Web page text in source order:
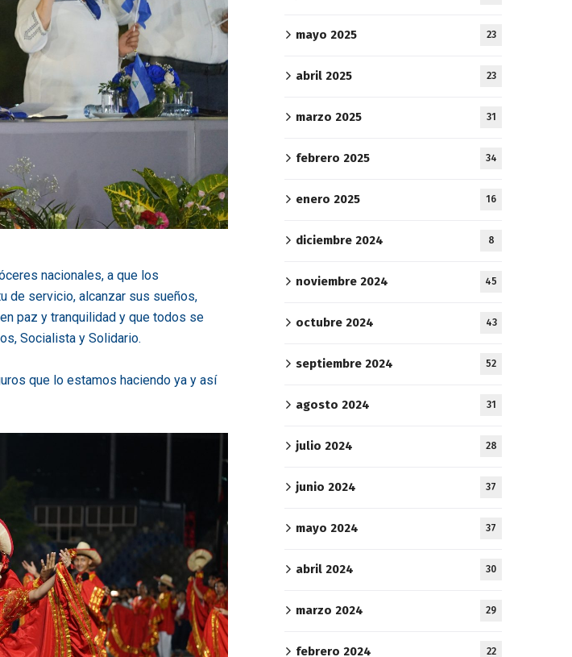
nacionales, a que los
de servicio, alcanzar sus sueños,
paz y tranquilidad y que todos se
Socialista y Solidario.
que lo estamos haciendo ya y así
mayo 2025 23
abril 2025 23
marzo 2025 31
febrero 2025 34
enero 2025 16
diciembre 2024 8
noviembre 2024 45
octubre 2024 43
septiembre 2024 52
agosto 2024 31
julio 2024 28
junio 2024 37
mayo 2024 37
abril 2024 30
marzo 2024 29
febrero 2024 22